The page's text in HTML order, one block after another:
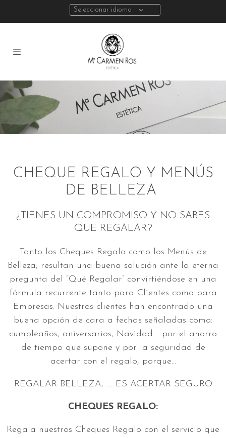
Seleccionar idioma
CHEQUE REGALO Y MENÚS
DE BELLEZA
¿TIENES UN COMPROMISO Y NO SABES
QUE REGALAR?
Tanto los Cheques Regalo como los Menús de
Belleza, resultan una buena solución ante la eterna
pregunta del “Qué Regalar” convirtiéndose en una
fórmula recurrente tanto para Clientes como para
Empresas. Nuestros clientes han encontrado una
buena opción de cara a fechas señaladas como:
cumpleaños, aniversarios, Navidad…. por el ahorro
de tiempo que supone y por la seguridad de
acertar con el regalo, porque…
REGALAR BELLEZA, …. ES ACERTAR SEGURO
CHEQUES REGALO:
Regala nuestros Cheques Regalo con el servicio que